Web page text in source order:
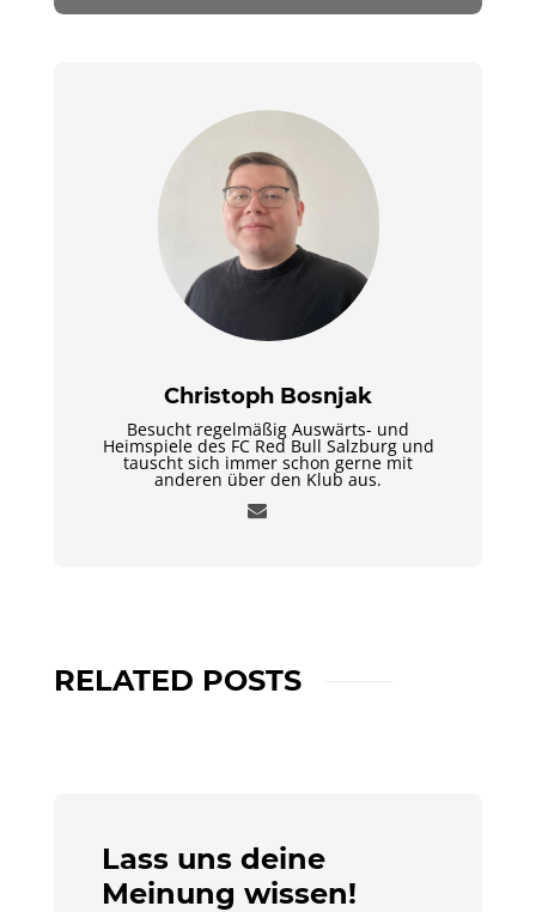
Christoph Bosnjak
Besucht regelmäßig Auswärts- und
Heimspiele des FC Red Bull Salzburg und
tauscht sich immer schon gerne mit
anderen über den Klub aus.
RELATED POSTS
Lass uns deine
Meinung wissen!